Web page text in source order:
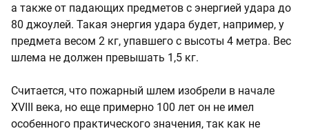
а также от падающих предметов с энергией удара до
80 джоулей. Такая энергия удара будет, например, у
предмета весом 2 кг, упавшего с высоты 4 метра. Вес
шлема не должен превышать 1,5 кг.
Считается, что пожарный шлем изобрели в начале
XVIII века, но еще примерно 100 лет он не имел
особенного практического значения, так как не